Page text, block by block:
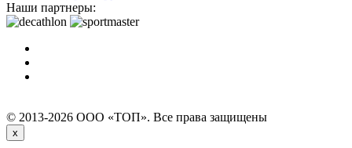
Наши партнеры:
© 2013-2026 ООО «ТОП». Все права защищены
x